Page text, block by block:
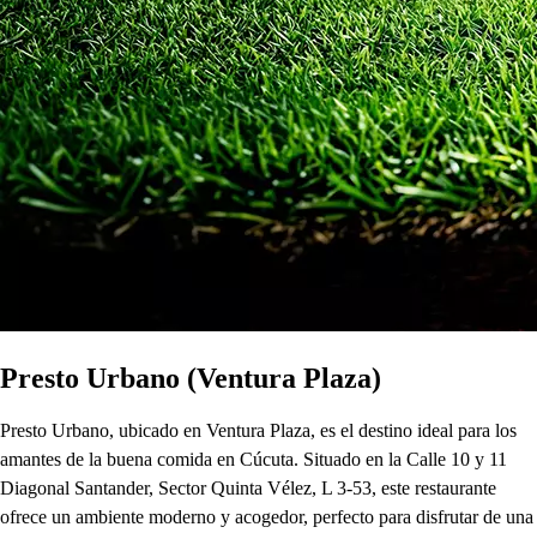
Presto Urbano (Ventura Plaza)
Presto Urbano, ubicado en Ventura Plaza, es el destino ideal para los
amantes de la buena comida en Cúcuta. Situado en la Calle 10 y 11
Diagonal Santander, Sector Quinta Vélez, L 3-53, este restaurante
ofrece un ambiente moderno y acogedor, perfecto para disfrutar de una